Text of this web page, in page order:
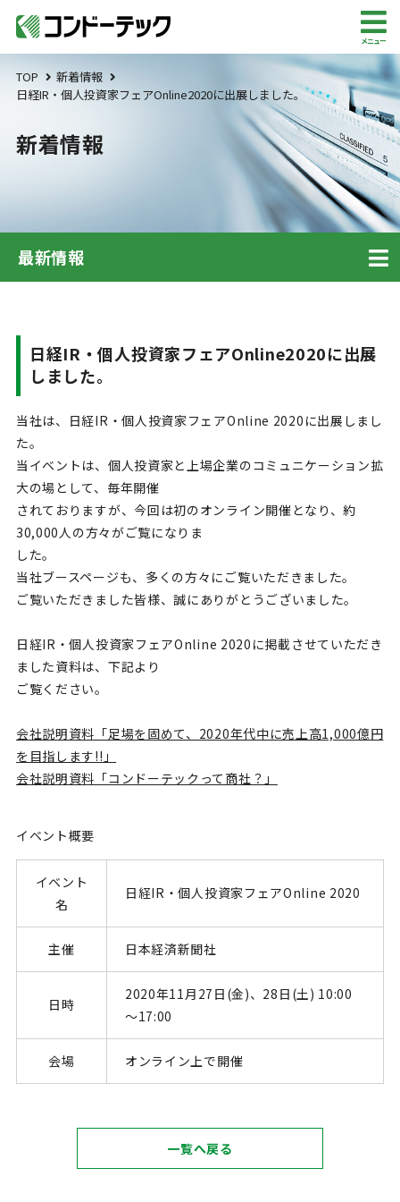
メニュー
TOP
新着情報
日経IR・個人投資家フェアOnline2020に出展しました。
新着情報
最新情報
日経IR・個人投資家フェアOnline2020に出展
しました。
当社は、日経IR・個人投資家フェアOnline 2020に出展しまし
た。
当イベントは、個人投資家と上場企業のコミュニケーション拡
大の場として、毎年開催
されておりますが、今回は初のオンライン開催となり、約
30,000人の方々がご覧になりま
した。
当社ブースページも、多くの方々にご覧いただきました。
ご覧いただきました皆様、誠にありがとうございました。
日経IR・個人投資家フェアOnline 2020に掲載させていただき
ました資料は、下記より
ご覧ください。
会社説明資料「足場を固めて、2020年代中に売上高1,000億円
を目指します!!」
会社説明資料「コンドーテックって商社？」
イベント概要
イベント
名
日経IR・個人投資家フェアOnline 2020
主催 日本経済新聞社
日時
2020年11月27日(金)、28日(土) 10:00
～17:00
会場 オンライン上で開催
一覧へ戻る